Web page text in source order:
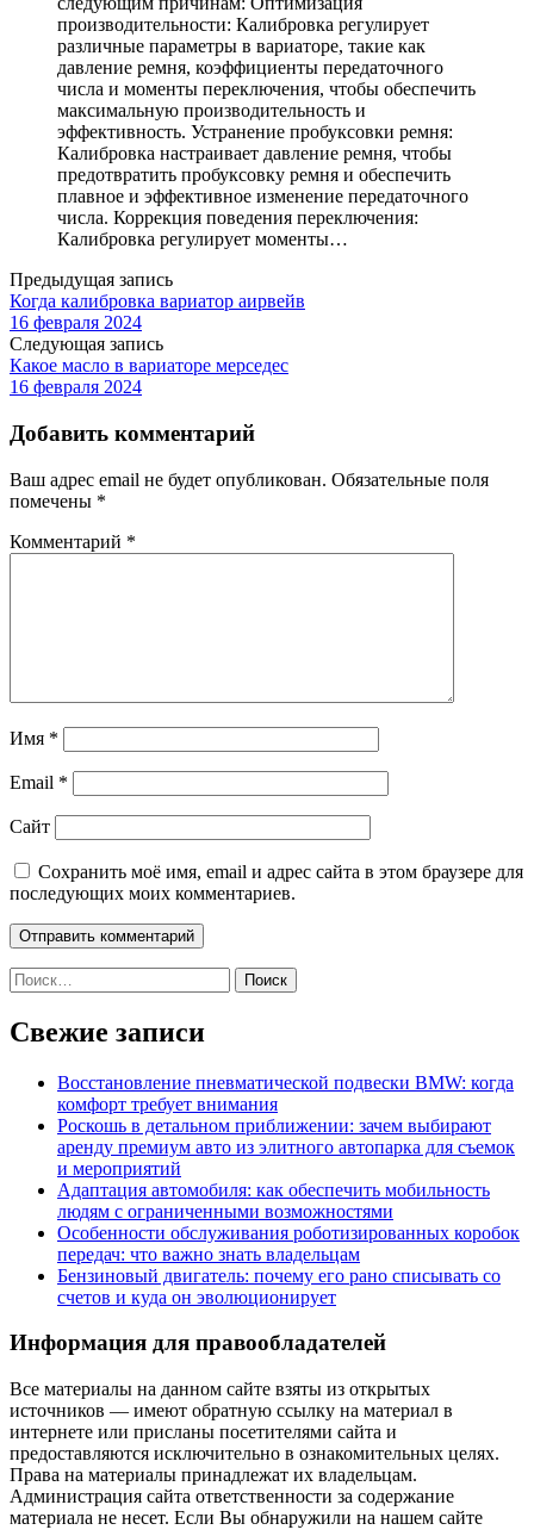
производительности: Калибровка регулирует
различные параметры в вариаторе, такие как
давление ремня, коэффициенты передаточного
числа и моменты переключения, чтобы обеспечить
максимальную производительность и
эффективность. Устранение пробуксовки ремня:
Калибровка настраивает давление ремня, чтобы
предотвратить пробуксовку ремня и обеспечить
плавное и эффективное изменение передаточного
числа. Коррекция поведения переключения:
Калибровка регулирует моменты…
Предыдущая запись
Когда калибровка вариатор аирвейв
16 февраля 2024
Следующая запись
Какое масло в вариаторе мерседес
16 февраля 2024
Добавить комментарий
Ваш адрес email не будет опубликован. Обязательные поля
помечены *
Комментарий *
Имя *
Email *
Сайт
Сохранить моё имя, email и адрес сайта в этом браузере для
последующих моих комментариев.
Найти:
Свежие записи
Восстановление пневматической подвески BMW: когда
комфорт требует внимания
Роскошь в детальном приближении: зачем выбирают
аренду премиум авто из элитного автопарка для съемок
и мероприятий
Адаптация автомобиля: как обеспечить мобильность
людям с ограниченными возможностями
Особенности обслуживания роботизированных коробок
передач: что важно знать владельцам
Бензиновый двигатель: почему его рано списывать со
счетов и куда он эволюционирует
Информация для правообладателей
Все материалы на данном сайте взяты из открытых
источников — имеют обратную ссылку на материал в
интернете или присланы посетителями сайта и
предоставляются исключительно в ознакомительных целях.
Права на материалы принадлежат их владельцам.
Администрация сайта ответственности за содержание
материала не несет. Если Вы обнаружили на нашем сайте